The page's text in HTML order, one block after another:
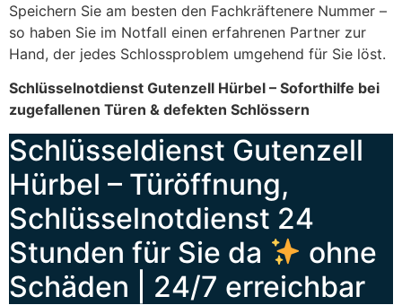
Speichern Sie am besten den Fachkräftenere Nummer –
so haben Sie im Notfall einen erfahrenen Partner zur
Hand, der jedes Schlossproblem umgehend für Sie löst.
Schlüsselnotdienst Gutenzell Hürbel – Soforthilfe bei
zugefallenen Türen & defekten Schlössern
Schlüsseldienst Gutenzell
Hürbel – Türöffnung,
Schlüsselnotdienst 24
Stunden für Sie da
ohne
Schäden | 24/7 erreichbar